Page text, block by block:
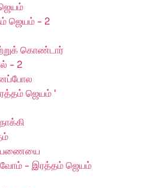
ஜெயம் - 2
கொண்டார்
- 2
ஜெயம் '
- இரத்தம் ஜெயம்